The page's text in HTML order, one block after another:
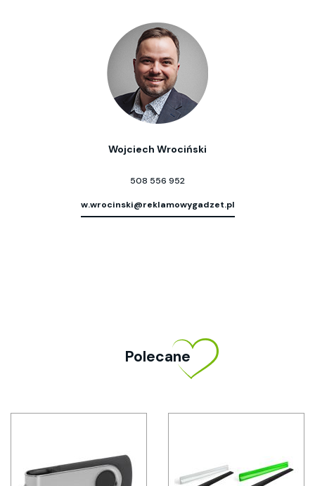
Wojciech Wrociński
508 556 952
w.wrocinski@reklamowygadzet.pl
Polecane